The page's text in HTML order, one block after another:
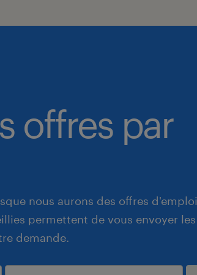
offres par
nous aurons des offres d'emploi
permettent de vous envoyer les
demande.